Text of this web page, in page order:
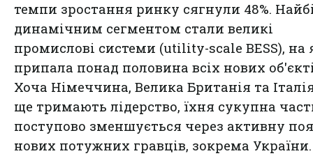
темпи зростання ринку сягнули 48%.
динамічним сегментом стали великі
промислові системи (utility-scale BESS), на
припала понад половина всіх нових
Хоча Німеччина, Велика Британія та
ще тримають лідерство, їхня сукупна
поступово зменшується через активну
нових потужних гравців, зокрема